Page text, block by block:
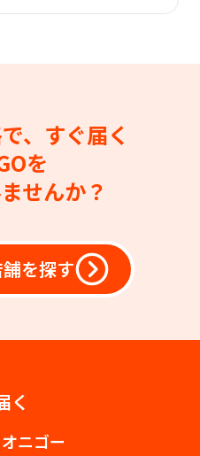
、すぐ届く
を
せんか？
を探す
く
オニゴー